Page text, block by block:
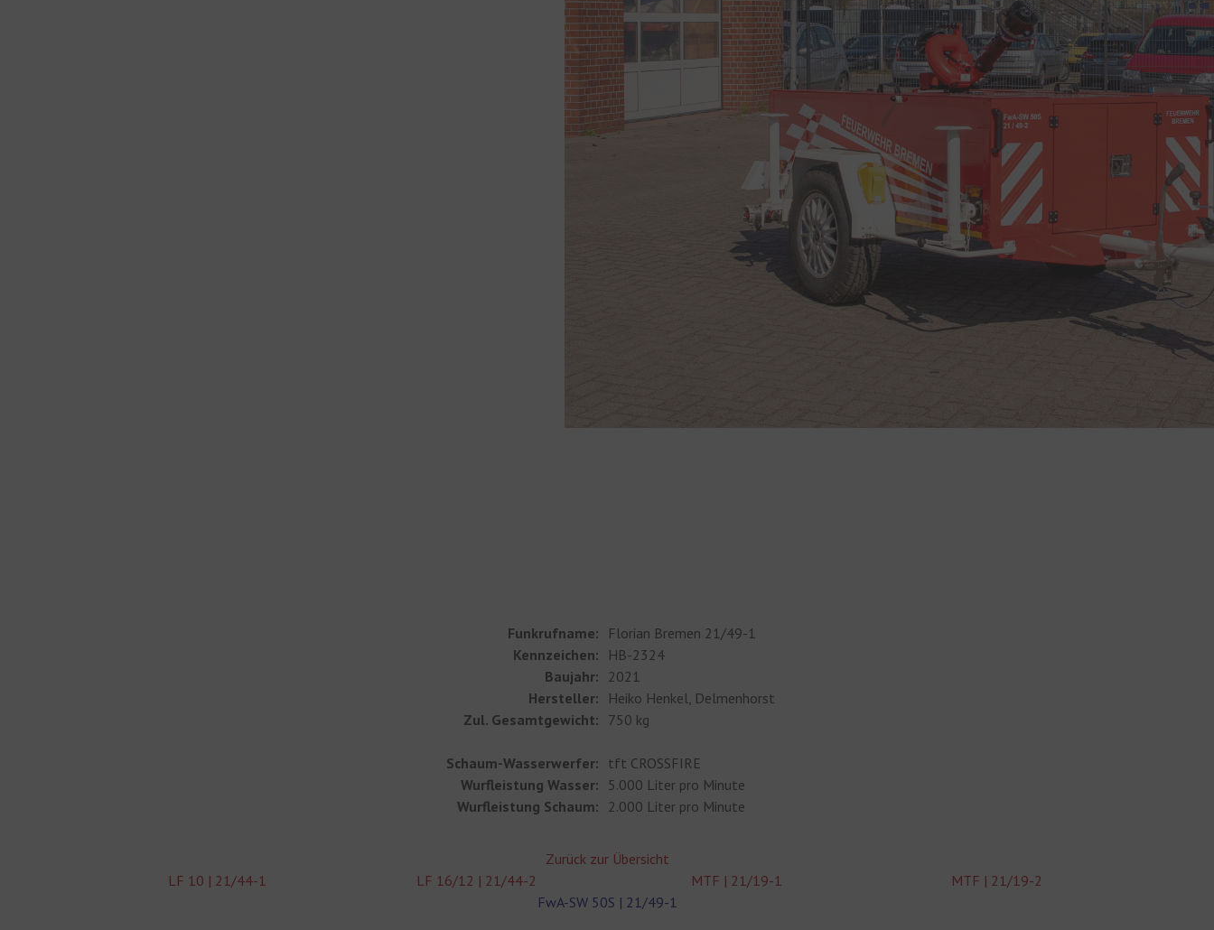
Funkrufname:
Florian Bremen 21/49-1
Kennzeichen:
HB-2324
Baujahr: 2021
Hersteller:
Heiko Henkel, Delmenhorst
Zul. Gesamtgewicht: 750 kg
Schaum-Wasserwerfer: tft CROSSFIRE
Wurfleistung Wasser: 5.000 Liter pro Minute
Wurfleistung Schaum: 2.000 Liter pro Minute
Zurück zur Übersicht
LF 10 | 21/44-1
LF 16/12 | 21/44-2 MTF | 21/19-1
MTF | 21/19-2
FwA-SW 50S | 21/49-1